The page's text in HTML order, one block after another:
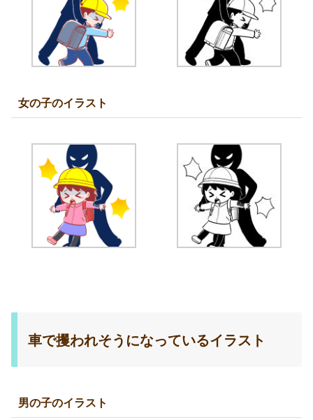
女の子のイラスト
車で攫われそうになっているイラスト
男の子のイラスト